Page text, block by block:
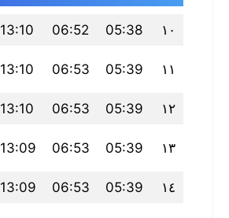
١٠ 05:38
06:52
13:10
١١ 05:39
06:53
13:10
١٢ 05:39
06:53
13:10
١٣ 05:39
06:53
13:09
١٤ 05:39
06:53
13:09